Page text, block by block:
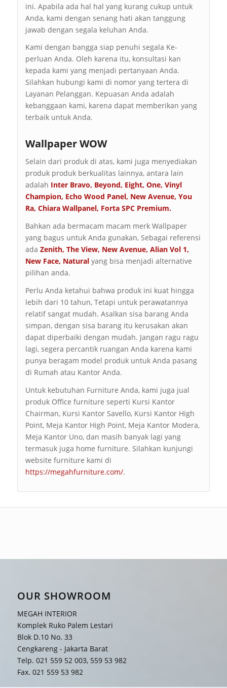
ini. Apabila ada hal hal yang kurang cukup untuk
Anda, kami dengan senang hati akan tanggung
jawab dengan segala keluhan Anda.
Kami dengan bangga siap penuhi segala Ke-
perluan Anda. Oleh karena itu, konsultasi kan
kepada kami yang menjadi pertanyaan Anda.
Silahkan hubungi kami di nomor yang tertera di
Layanan Pelanggan. Kepuasan Anda adalah
kebanggaan kami, karena dapat memberikan yang
terbaik untuk Anda.
Wallpaper WOW
Selain dari produk di atas, kami juga menyediakan
produk produk berkualitas lainnya, antara lain
adalah Inter Bravo, Beyond, Eight, One, Vinyl
Champion, Echo Wood Panel, New Avenue, You
Ra, Chiara Wallpanel, Forta SPC Premium.
Bahkan ada bermacam macam merk Wallpaper
yang bagus untuk Anda gunakan, Sebagai referensi
ada Zenith, The View, New Avenue, Alian Vol 1,
New Face, Natural yang bisa menjadi alternative
pilihan anda.
Perlu Anda ketahui bahwa produk ini kuat hingga
lebih dari 10 tahun, Tetapi untuk perawatannya
relatif sangat mudah. Asalkan sisa barang Anda
simpan, dengan sisa barang itu kerusakan akan
dapat diperbaiki dengan mudah. Jangan ragu ragu
lagi, segera percantik ruangan Anda karena kami
punya beragam model produk untuk Anda pasang
di Rumah atau Kantor Anda.
Untuk kebutuhan Furniture Anda, kami juga jual
produk Office furniture seperti Kursi Kantor
Chairman, Kursi Kantor Savello, Kursi Kantor High
Point, Meja Kantor High Point, Meja Kantor Modera,
Meja Kantor Uno, dan masih banyak lagi yang
termasuk juga home furniture. Silahkan kunjungi
website furniture kami di
https://megahfurniture.com/.
OUR SHOWROOM
MEGAH INTERIOR
Komplek Ruko Palem Lestari
Blok D.10 No. 33
Cengkareng - Jakarta Barat
Telp. 021 559 52 003, 559 53 982
Fax. 021 559 53 982